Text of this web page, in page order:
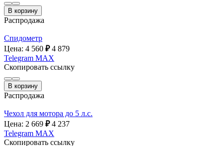
В корзину
Распродажа
Спидометр
Цена: 4 560 ₽ 4 879
Telegram MAX
Скопировать ссылку
В корзину
Распродажа
Чехол для мотора до 5 л.с.
Цена: 2 669 ₽ 4 237
Telegram MAX
Скопировать ссылку